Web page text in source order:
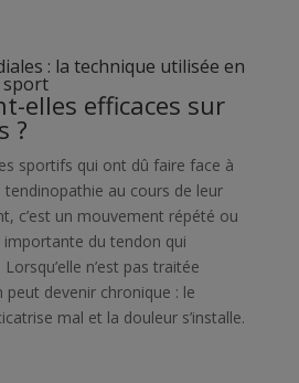
: la technique utilisée en
sport
elles efficaces sur
?
sportifs qui ont dû faire face à
au cours de leur
c’est un mouvement répété ou
du tendon qui
n’est pas traitée
devenir chronique : le
mal et la douleur s’installe.